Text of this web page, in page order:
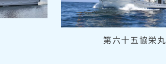
第六十五協栄丸